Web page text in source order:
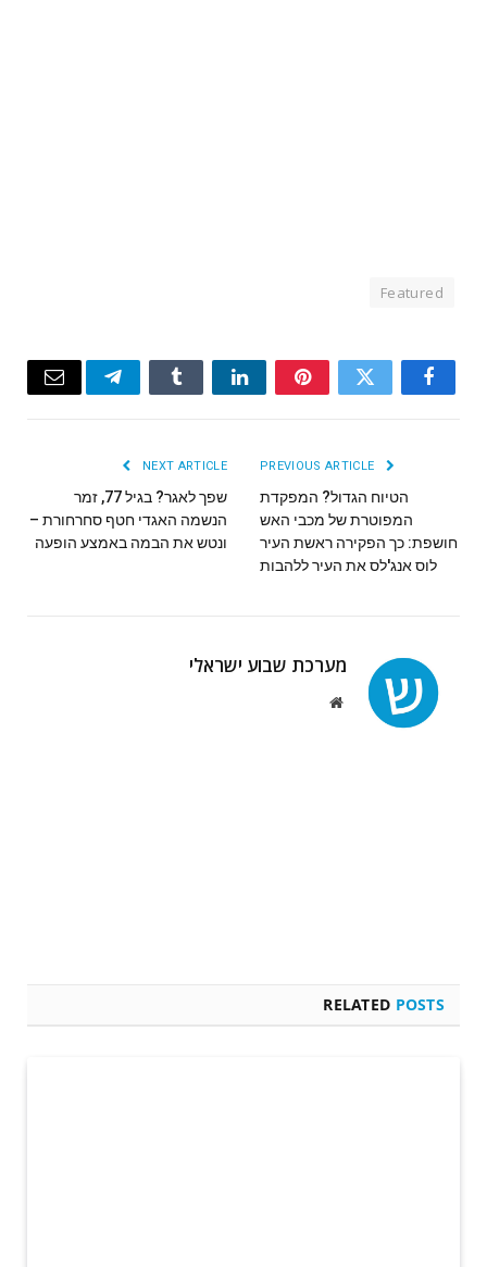
Featured
Facebook
Twitter
Pinterest
LinkedIn
Tumblr
Telegram
Email
הטיוח הגדול? המפקדת
המפוטרת של מכבי האש
חושפת: כך הפקירה ראשת העיר
לוס אנג'לס את העיר ללהבות
NEXT ARTICLE
שפך לאגר? בגיל 77, זמר
הנשמה האגדי חטף סחרחורת –
ונטש את הבמה באמצע הופעה
מערכת שבוע ישראלי
Website
RELATED POSTS